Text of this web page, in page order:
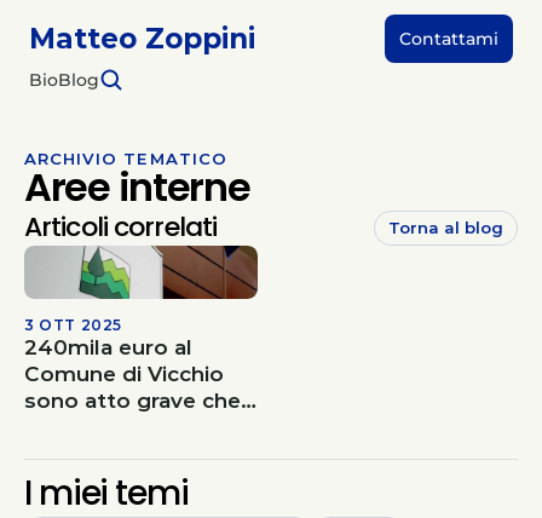
ARCHIVIO TEMATICO
Aree interne
Articoli correlati Torna al blog
3 OTT 2025
240mila euro al
Comune di Vicchio
sono atto grave che
onesti
I miei temi
Matteo Zoppini
Contattami
BioBlog